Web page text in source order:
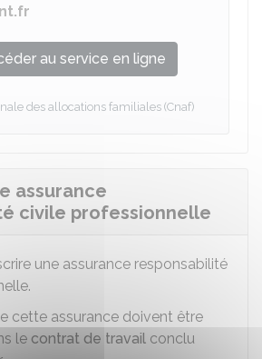
au service en ligne
des allocations familiales (Cnaf)
assurance
civile professionnelle
une assurance responsabilité
cette assurance doivent être
le contrat de travail conclu